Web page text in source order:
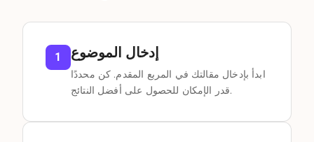
1 إدخال الموضوع
ابدأ بإدخال مقالتك في المربع المقدم. كن محددًا
قدر الإمكان للحصول على أفضل النتائج.